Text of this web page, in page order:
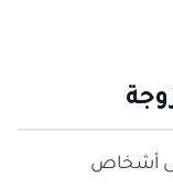
إلى أشخاص